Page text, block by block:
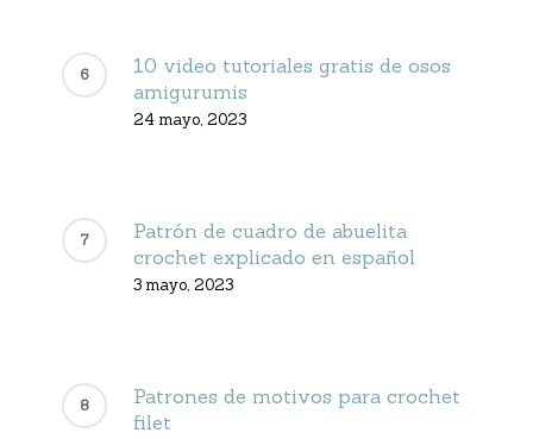
10 video tutoriales gratis de osos
amigurumis
24 mayo, 2023
Patrón de cuadro de abuelita
crochet explicado en español
3 mayo, 2023
Patrones de motivos para crochet
filet